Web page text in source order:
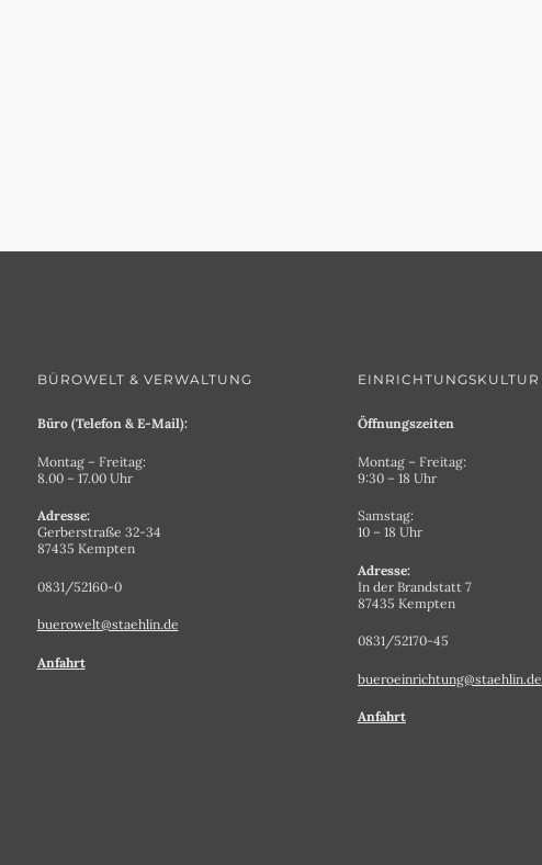
BÜROWELT & VERWALTUNG
Büro (Telefon & E-Mail):
Montag – Freitag:
8.00 – 17.00 Uhr
Adresse:
Gerberstraße 32-34
87435 Kempten
0831/52160-0
buerowelt@staehlin.de
Anfahrt
EINRICHTUNGSKULTUR
Öffnungszeiten
Montag – Freitag:
9:30 – 18 Uhr
Samstag:
10 – 18 Uhr
Adresse:
In der Brandstatt 7
87435 Kempten
0831/52170-45
bueroeinrichtung@staehlin.de
Anfahrt